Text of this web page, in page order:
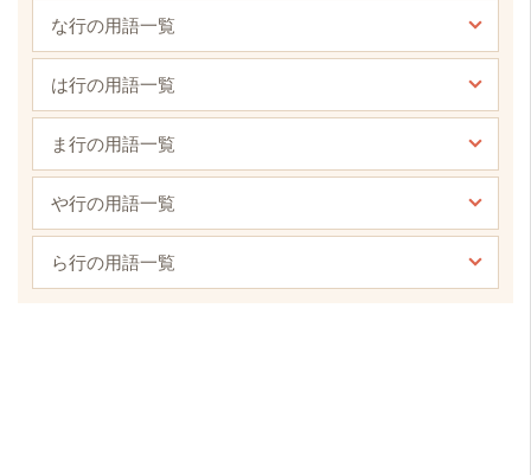
な行の用語一覧
は行の用語一覧
ま行の用語一覧
や行の用語一覧
ら行の用語一覧